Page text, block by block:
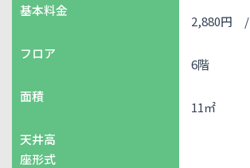
基本料金
2,880円 /
フロア
6階
面積
11㎡
天井高
座形式